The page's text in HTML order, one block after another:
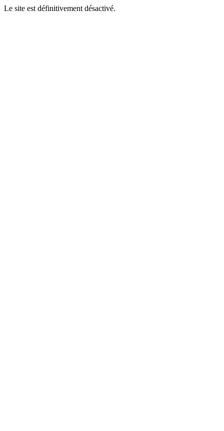
Le site est définitivement désactivé.